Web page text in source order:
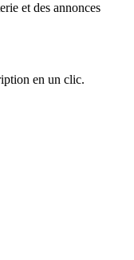
et des annonces
en un clic.